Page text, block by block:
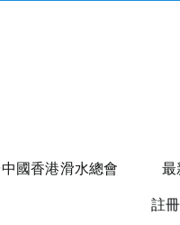
國香港滑水總會 最
註